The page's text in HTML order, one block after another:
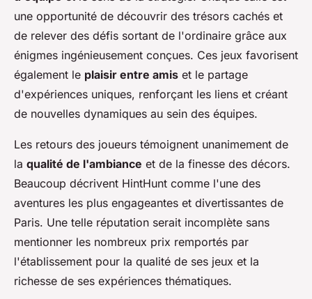
une opportunité de découvrir des trésors cachés et
de relever des défis sortant de l'ordinaire grâce aux
énigmes ingénieusement conçues. Ces jeux favorisent
également le plaisir entre amis et le partage
d'expériences uniques, renforçant les liens et créant
de nouvelles dynamiques au sein des équipes.
Les retours des joueurs témoignent unanimement de
la qualité de l'ambiance et de la finesse des décors.
Beaucoup décrivent HintHunt comme l'une des
aventures les plus engageantes et divertissantes de
Paris. Une telle réputation serait incomplète sans
mentionner les nombreux prix remportés par
l'établissement pour la qualité de ses jeux et la
richesse de ses expériences thématiques.